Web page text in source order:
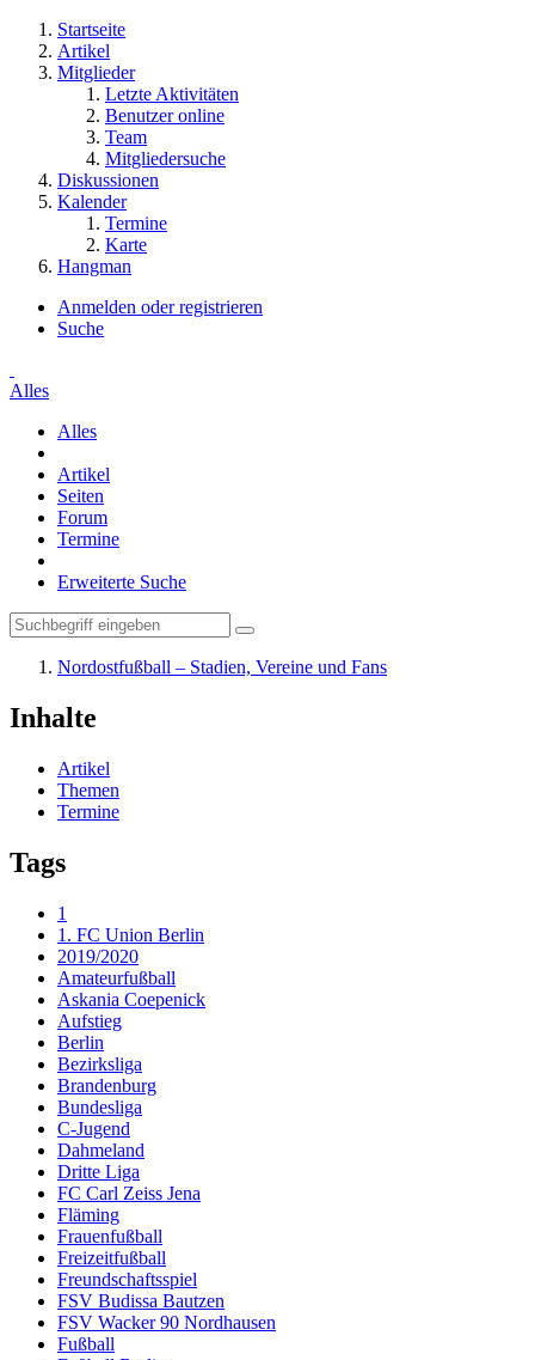
Startseite
Artikel
Mitglieder
Letzte Aktivitäten
Benutzer online
Team
Mitgliedersuche
Diskussionen
Kalender
Termine
Karte
Hangman
Anmelden oder registrieren
Suche
Alles
Alles
Artikel
Seiten
Forum
Termine
Erweiterte Suche
Nordostfußball – Stadien, Vereine und Fans
Inhalte
Artikel
Themen
Termine
Tags
1
1. FC Union Berlin
2019/2020
Amateurfußball
Askania Coepenick
Aufstieg
Berlin
Bezirksliga
Brandenburg
Bundesliga
C-Jugend
Dahmeland
Dritte Liga
FC Carl Zeiss Jena
Fläming
Frauenfußball
Freizeitfußball
Freundschaftsspiel
FSV Budissa Bautzen
FSV Wacker 90 Nordhausen
Fußball